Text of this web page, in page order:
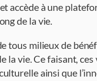
accède à une
de la vie.
milieux de
la vie. Ce faisant,
ainsi que